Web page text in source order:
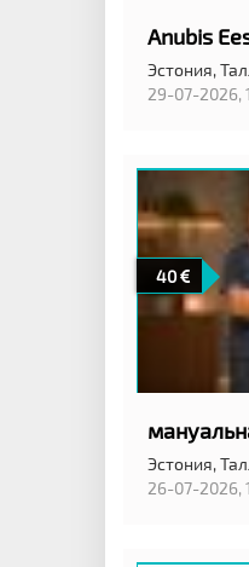
Эстония,
29-07-2026,
40
Эстония,
26-07-2026,